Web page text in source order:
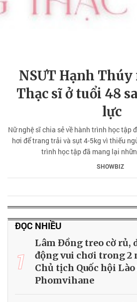
NSƯT Hạnh
Thạc sĩ ở tuổi 48
lực
Nữ nghệ sĩ chia sẻ về hành trình học tập
hơi để trang trải và sụt 4-5kg vì thiếu
trình học tập đã mang lại
SHOWBIZ
ĐỌC NHIỀU
1
Lâm Đồng treo cờ rủ,
động vui chơi trong 2
Chủ tịch Quốc hội
Phomvihane